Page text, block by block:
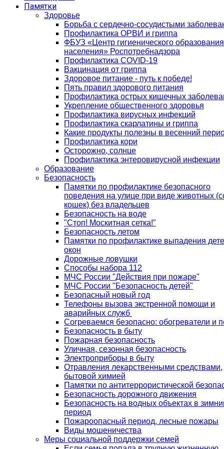
Памятки
Здоровье
Борьба с сердечно-сосудистыми
Профилактика ОРВИ и гриппа
ФБУЗ «Центр гигиенического образования
населения» Роспотребнадзора
Профилактика COVID-19
Вакцинация от гриппа
Здоровое питание - путь к победе!
Пять правил здорового питания
Профилактика острых кишечных
Укрепление общественного здоровья
Профилактика вирусных инфекций
Профилактика скарлатины и гриппа
Какие продукты полезны в весенний
Профилактика кори
Осторожно, солнце
Профилактика энтеровирусной инфекции
Образование
Безопасность
Памятки по профилактике безопасного
поведения на улице при виде животных
кошек) без владельцев
Безопасность на воде
"Стоп! Москитная сетка!"
Безопасность летом
Памятки по профилактике выпадения
окон
Дорожные ловушки
Способы набора 112
МЧС России "Действия при пожаре"
МЧС России "Безопасность детей"
Безопасный новый год
Телефоны вызова экстренной помощи и
аварийных служб
Согреваемся безопасно: обогреватели и
Безопасность в быту
Пожарная безопасность
Уличная, сезонная безопасность
Электроприборы в быту
Отравления лекарственными средствами,
бытовой химией
Памятки по антитеррористической
Безопасность дорожного движения
Безопасность на водных объектах в
период
Пожароопасный период, лесные пожары
Виды мошеничества
Меры социальной поддержки семей